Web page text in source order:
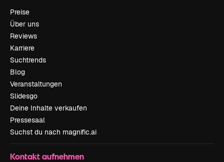
Preise
Über uns
Reviews
Karriere
Suchtrends
Blog
Veranstaltungen
Slidesgo
Deine Inhalte verkaufen
Pressesaal
Suchst du nach magnific.ai
Kontakt aufnehmen